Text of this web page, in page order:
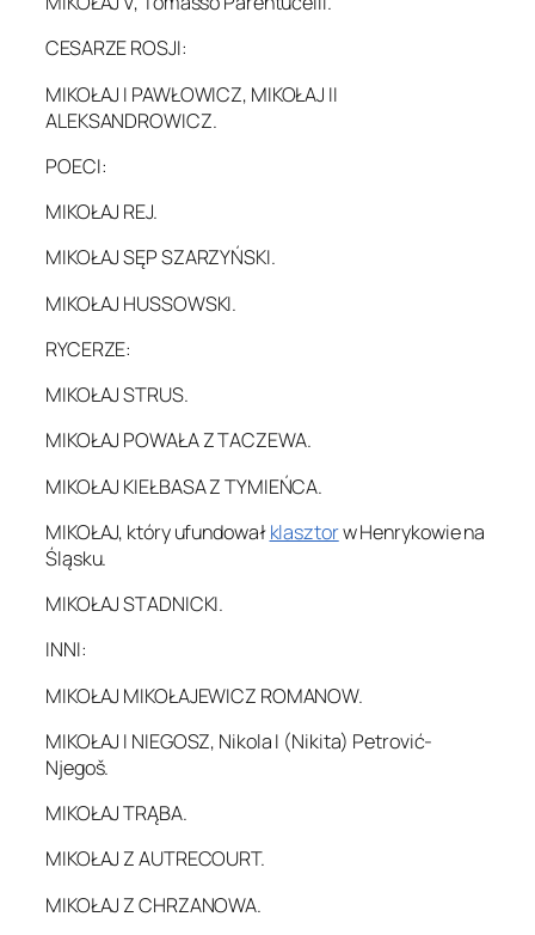
CESARZE ROSJI:
MIKOŁAJ I PAWŁOWICZ, MIKOŁAJ II
ALEKSANDROWICZ.
POECI:
MIKOŁAJ REJ.
MIKOŁAJ SĘP SZARZYŃSKI.
MIKOŁAJ HUSSOWSKI.
RYCERZE:
MIKOŁAJ STRUS.
MIKOŁAJ POWAŁA Z TACZEWA.
MIKOŁAJ KIEŁBASA Z TYMIEŃCA.
MIKOŁAJ, który ufundowałklasztorw Henrykowie na
Śląsku.
MIKOŁAJ STADNICKI.
INNI:
MIKOŁAJ MIKOŁAJEWICZ ROMANOW.
MIKOŁAJ I NIEGOSZ, Nikola I (Nikita) Petrović-
Njegoš.
MIKOŁAJ TRĄBA.
MIKOŁAJ Z AUTRECOURT.
MIKOŁAJ Z CHRZANOWA.